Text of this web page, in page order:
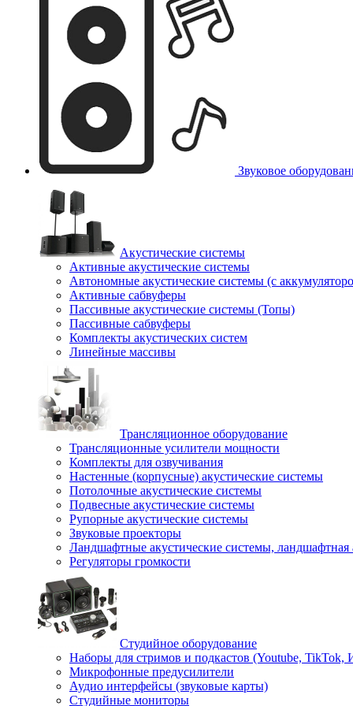
Звуковое
Акустические системы
Активные акустические системы
Автономные акустические системы (с
Активные сабвуферы
Пассивные акустические системы (Топы)
Пассивные сабвуферы
Комплекты акустических систем
Линейные массивы
Трансляционное оборудование
Трансляционные усилители мощности
Комплекты для озвучивания
Настенные (корпусные) акустические системы
Потолочные акустические системы
Подвесные акустические системы
Рупорные акустические системы
Звуковые проекторы
Ландшафтные акустические системы, ландшафтная
Регуляторы громкости
Студийное оборудование
Наборы для стримов и подкастов (Youtube, TikTok,
Микрофонные предусилители
Аудио интерфейсы (звуковые карты)
Студийные мониторы